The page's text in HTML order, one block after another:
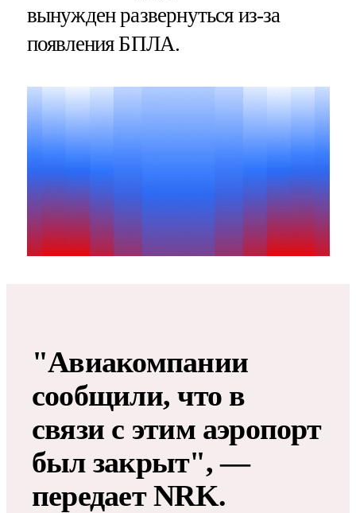
вынужден развернуться из-за
появления БПЛА​​​.
"Авиакомпании
сообщили, что в
связи с этим аэропорт
был закрыт", —
передает NRK.